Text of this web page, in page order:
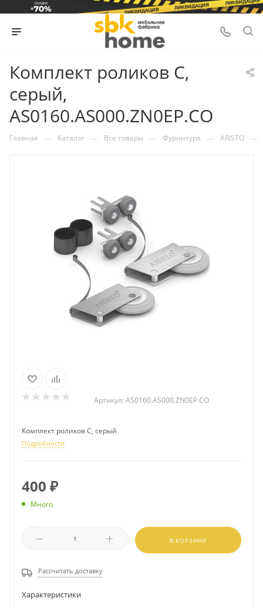
Комплект роликов C,
серый,
AS0160.AS000.ZN0EP.CO
Главная — Каталог — Все товары — Фурнитура — ARISTO —
Артикул: AS0160.AS000.ZN0EP.CO
Комплект роликов C, серый
Подробности
400 ₽
Много
В КОРЗИНУ
Рассчитать доставку
Характеристики